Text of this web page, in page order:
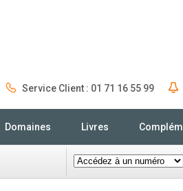
Service Client : 01 71 16 55 99
Domaines Livres